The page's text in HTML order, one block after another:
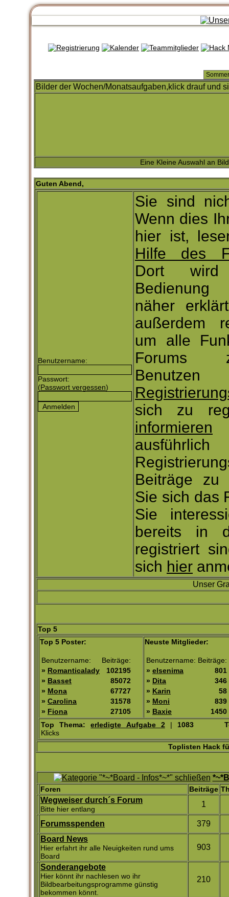
Bilder der Wochen/Monatsaufgaben,klick drauf und
Eine Kleine Auswahl an
Guten Abend,
Benutzername:
Passwort:
(Passwort vergessen)
Sie sind
Wenn dies
hier ist,
Hilfe des
Dort
näher
außerdem
um alle
Forums
sich zu
informieren
Beiträge zu
Sie sich das
Sie
bereits in
registriert
sich hier
Unser
Top 5
Top 5 Poster:
Benutzername:
Beiträge:
» Romanticalady
102195
» Basset
85072
» Mona
67727
» Carolina
31578
» Fiona 27105
Neuste Mitglieder:
Benutzername: Beiträge:
» elsenima
801
» Dita
346
» Karin
58
» Moni
839
» Baxie
1450
Top Thema:
erledigte Aufgabe 2 | 1083
Klicks
Toplisten Hack
Foren Beiträge
Wegweiser durch´s Forum
Bitte hier entlang
1
Forumsspenden
379
Board News
Hier erfahrt ihr alle Neuigkeiten rund ums
Board
903
Sonderangebote
Hier könnt ihr nachlesen wo ihr
Bildbearbeitungsprogramme günstig
bekommen könnt.
210